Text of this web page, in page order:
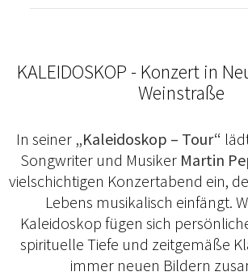
KALEIDOSKOP - Konzert in
Weinstraße
In seiner „Kaleidoskop – Tour“
Songwriter und Musiker Martin
vielschichtigen Konzertabend ein,
Lebens musikalisch einfängt.
Kaleidoskop fügen sich
spirituelle Tiefe und zeitgemäße
immer neuen Bildern